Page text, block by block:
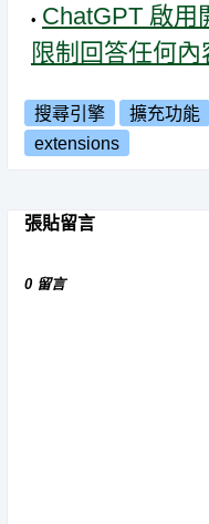
ChatGPT 啟用
限制回答任何內
搜尋引擎 擴充功能
extensions
張貼留言
0 留言